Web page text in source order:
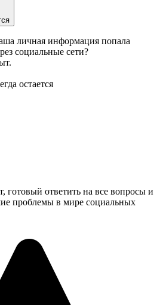
личная информация попала
социальные сети?
остается
готовый ответить на все вопросы и
проблемы в мире социальных